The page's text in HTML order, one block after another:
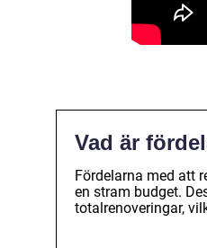
Vad är
Fördelarna med att
en stram budget.
totalrenoveringar,